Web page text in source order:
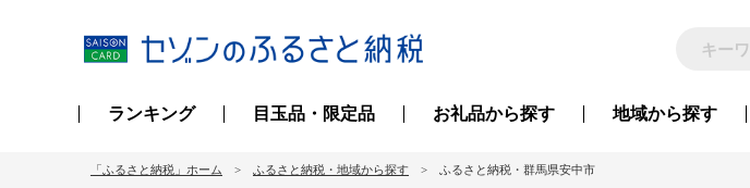
ランキング 目玉品・限定品 お礼品から探す 地域から探す
「ふるさと納税」ホーム ふるさと納税・地域から探す ふるさと納税・群馬県安中市